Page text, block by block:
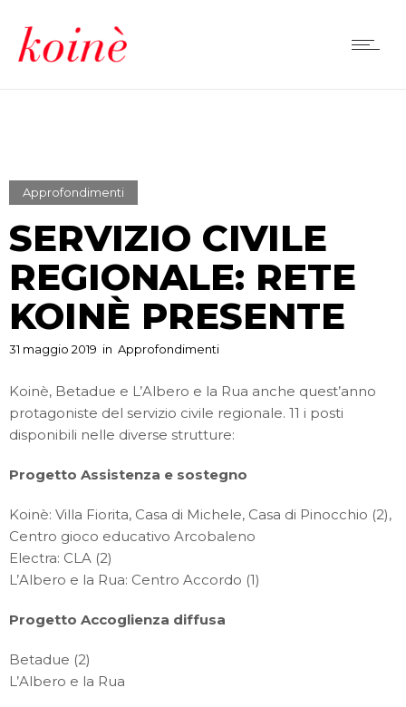
Approfondimenti
SERVIZIO CIVILE
REGIONALE: RETE
KOINÈ PRESENTE
31 maggio 2019 in Approfondimenti
Koinè, Betadue e L’Albero e la Rua anche quest’anno
protagoniste del servizio civile regionale. 11 i posti
disponibili nelle diverse strutture:
Progetto Assistenza e sostegno
Koinè: Villa Fiorita, Casa di Michele, Casa di Pinocchio (2),
Centro gioco educativo Arcobaleno
Electra: CLA (2)
L’Albero e la Rua: Centro Accordo (1)
Progetto Accoglienza diffusa
Betadue (2)
L’Albero e la Rua